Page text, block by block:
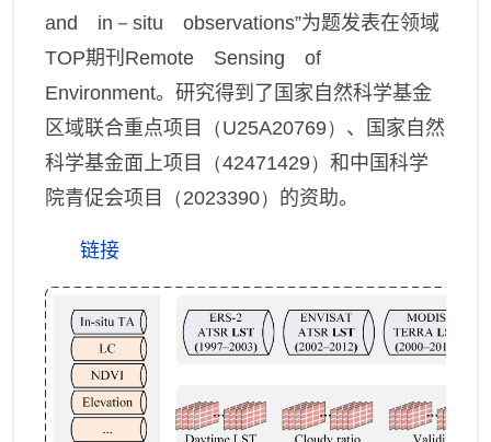
and in－situ observations”为题发表在领域
TOP期刊 Remote Sensing of
Environment。研究得到了国家自然科学基金
区域联合重点项目
（U25A20769） 、国家自然
科学基金面上项目
（42471429）和中国科学
院青促会项目
（2023390） 的资助。
链接